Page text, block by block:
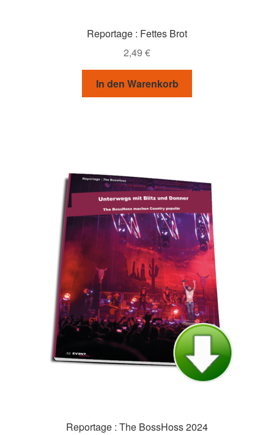
Reportage : Fettes Brot
2,49 €
In den Warenkorb
Reportage : The BossHoss 2024